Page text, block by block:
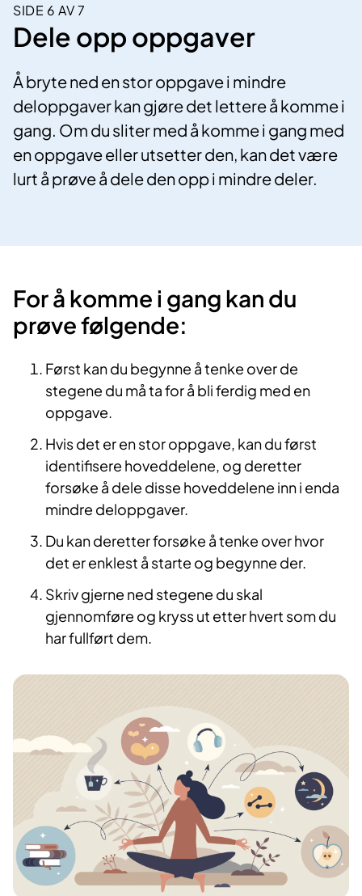
SIDE 6 AV 7
Dele opp oppgaver
Å bryte ned en stor oppgave i mindre
deloppgaver kan gjøre det lettere å komme i
gang. Om du sliter med å komme i gang med
en oppgave eller utsetter den, kan det være
lurt å prøve å dele den opp i mindre deler.
For å komme i gang kan du
prøve følgende:
Først kan du begynne å tenke over de
stegene du må ta for å bli ferdig med en
oppgave.
Hvis det er en stor oppgave, kan du først
identifisere hoveddelene, og deretter
forsøke å dele disse hoveddelene inn i enda
mindre deloppgaver.
Du kan deretter forsøke å tenke over hvor
det er enklest å starte og begynne der.
Skriv gjerne ned stegene du skal
gjennomføre og kryss ut etter hvert som du
har fullført dem.